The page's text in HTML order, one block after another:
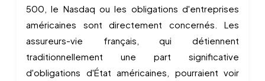
500, le Nasdaq ou les obligations d'entreprises
américaines sont directement concernés. Les
assureurs-vie français, qui détiennent
traditionnellement une part significative
d'obligations d'État américaines, pourraient voir